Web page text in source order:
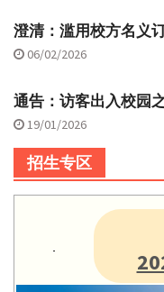
澄清：滥用校方名义
06/02/2026
通告：访客出入校园
19/01/2026
招生专区